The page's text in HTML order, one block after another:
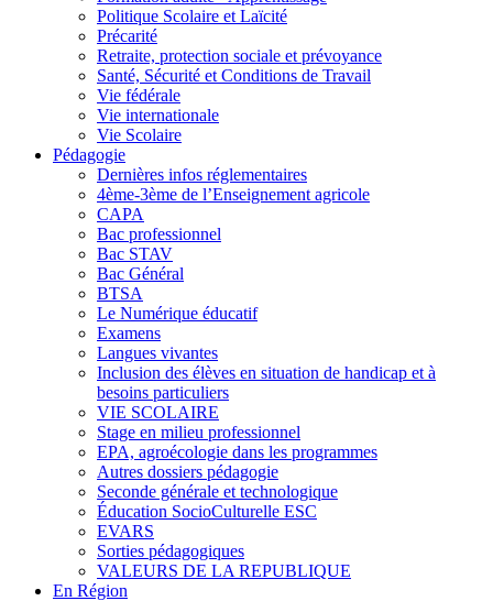
Politique Scolaire et Laïcité
Précarité
Retraite, protection sociale et prévoyance
Santé, Sécurité et Conditions de Travail
Vie fédérale
Vie internationale
Vie Scolaire
Pédagogie
Dernières infos réglementaires
4ème-3ème de l’Enseignement agricole
CAPA
Bac professionnel
Bac STAV
Bac Général
BTSA
Le Numérique éducatif
Examens
Langues vivantes
Inclusion des élèves en situation de handicap et à
besoins particuliers
VIE SCOLAIRE
Stage en milieu professionnel
EPA, agroécologie dans les programmes
Autres dossiers pédagogie
Seconde générale et technologique
Éducation SocioCulturelle ESC
EVARS
Sorties pédagogiques
VALEURS DE LA REPUBLIQUE
En Région